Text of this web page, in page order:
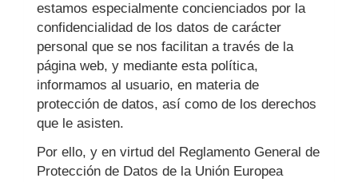
estamos especialmente concienciados por la
confidencialidad de los datos de carácter
personal que se nos facilitan a través de la
página web, y mediante esta política,
informamos al usuario, en materia de
protección de datos, así como de los derechos
que le asisten.
Por ello, y en virtud del Reglamento General de
Protección de Datos de la Unión Europea